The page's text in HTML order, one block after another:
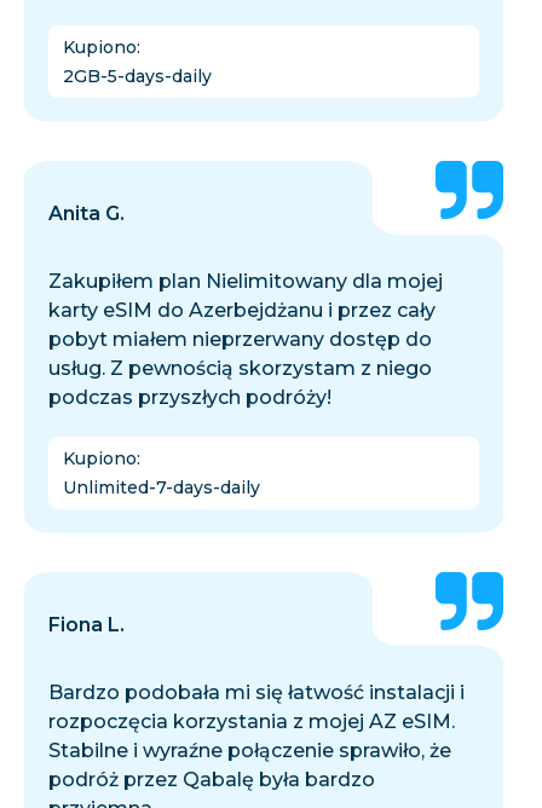
Kupiono:
2GB-5-days-daily
Anita G.
Zakupiłem plan Nielimitowany dla mojej
karty eSIM do Azerbejdżanu i przez cały
pobyt miałem nieprzerwany dostęp do
usług. Z pewnością skorzystam z niego
podczas przyszłych podróży!
Kupiono:
Unlimited-7-days-daily
Fiona L.
Bardzo podobała mi się łatwość instalacji i
rozpoczęcia korzystania z mojej AZ eSIM.
Stabilne i wyraźne połączenie sprawiło, że
podróż przez Qabalę była bardzo